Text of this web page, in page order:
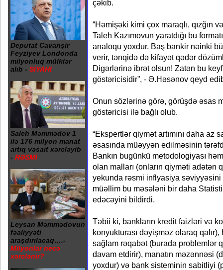
Deputat Cavanşir
Feyziyev Londonda
milyonluq mülklər
alıb - SİYAHI
Saleh Məmmədov 1
ilə 176 milyon manat
artıq vəsait xərcləyib
- RƏSMİ
Leysan Məmmədovun
fəaliyyəti
araşdırılacaq….-
Milyonlar necə
xərclənir?
çəkib.
“Həmişəki kimi çox maraqlı, qızğın
Taleh Kazımovun yaratdığı bu
analoqu yoxdur. Baş bankir nəinki
verir, tənqidə də kifayət qədər
Digərlərinə ibrət olsun! Zatən bu
göstəricisidir”, - Ə.Həsənov qeyd
Onun sözlərinə görə, görüşdə əsas
göstəricisi ilə bağlı olub.
“Ekspertlər qiymət artımını daha az
əsasında müəyyən edilməsinin
Bankın bugünkü metodologiyası
olan malları (onların qiyməti adətən
yekunda rəsmi inflyasiya səviyyəsini
müəllim bu məsələni bir daha
edəcəyini bildirdi.
Təbii ki, bankların kredit faizləri və
konyukturası dəyişməz olaraq
sağlam rəqabət (burada problemlər
davam etdirir), manatın məzənnəsi
yoxdur) və bank sisteminin sabitliyi